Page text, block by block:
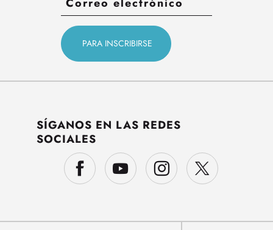
SÍGANOS EN LAS REDES
SOCIALES